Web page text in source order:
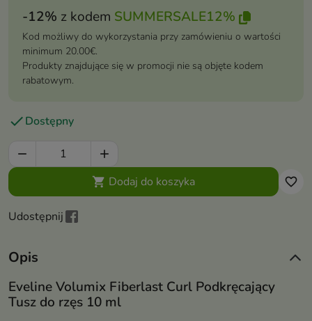
-12% z kodem SUMMERSALE12%
Kod możliwy do wykorzystania przy zamówieniu o wartości
minimum 20.00€.
Produkty znajdujące się w promocji nie są objęte kodem
rabatowym.
Dostępny


 Dodaj do koszyka favorite_border
Udostępnij
Opis
Eveline Volumix Fiberlast Curl Podkręcający
Tusz do rzęs 10 ml